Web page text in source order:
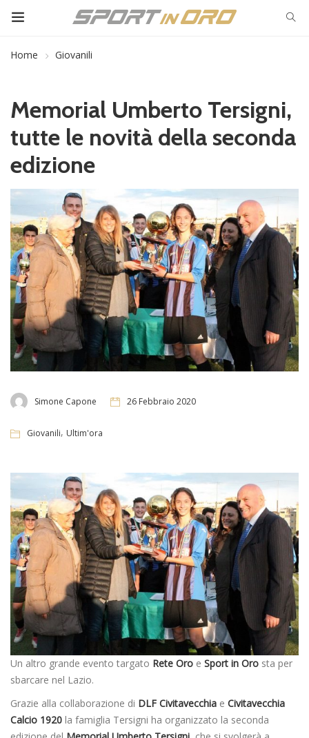
Home Giovanili
Memorial Umberto Tersigni,
tutte le novità della seconda
edizione
Simone Capone 26 Febbraio 2020
Giovanili, Ultim'ora
Un altro grande evento targato Rete Oro e Sport in Oro sta per
sbarcare nel Lazio.
Grazie alla collaborazione di DLF Civitavecchia e Civitavecchia
Calcio 1920 la famiglia Tersigni ha organizzato la seconda